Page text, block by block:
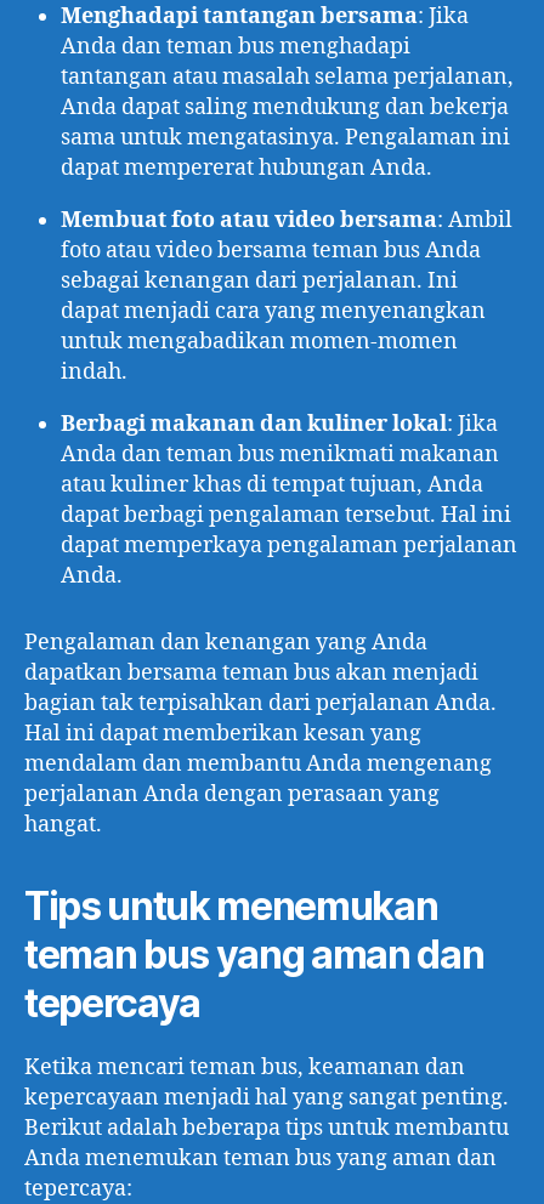
Menghadapi tantangan bersama: Jika
Anda dan teman bus menghadapi
tantangan atau masalah selama perjalanan,
Anda dapat saling mendukung dan bekerja
sama untuk mengatasinya. Pengalaman ini
dapat mempererat hubungan Anda.
Membuat foto atau video bersama: Ambil
foto atau video bersama teman bus Anda
sebagai kenangan dari perjalanan. Ini
dapat menjadi cara yang menyenangkan
untuk mengabadikan momen-momen
indah.
Berbagi makanan dan kuliner lokal: Jika
Anda dan teman bus menikmati makanan
atau kuliner khas di tempat tujuan, Anda
dapat berbagi pengalaman tersebut. Hal ini
dapat memperkaya pengalaman perjalanan
Anda.
Pengalaman dan kenangan yang Anda
dapatkan bersama teman bus akan menjadi
bagian tak terpisahkan dari perjalanan Anda.
Hal ini dapat memberikan kesan yang
mendalam dan membantu Anda mengenang
perjalanan Anda dengan perasaan yang
hangat.
Tips untuk menemukan
teman bus yang aman dan
tepercaya
Ketika mencari teman bus, keamanan dan
kepercayaan menjadi hal yang sangat penting.
Berikut adalah beberapa tips untuk membantu
Anda menemukan teman bus yang aman dan
tepercaya: